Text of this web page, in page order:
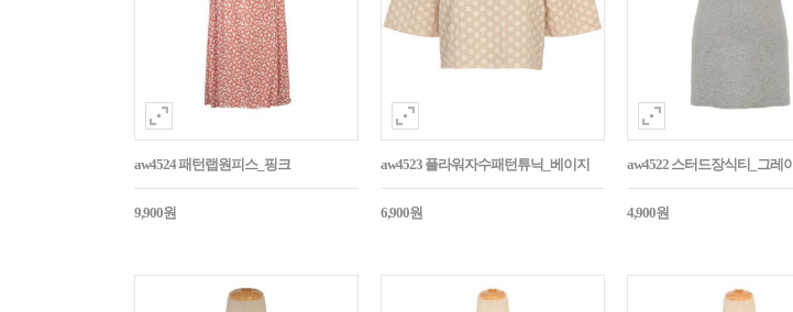
aw4524 패턴랩원피스_핑크
9,900원
aw4523 플라워자수패턴튜닉_베이지
6,900원
aw4522 스터드장식티_그레이
4,900원